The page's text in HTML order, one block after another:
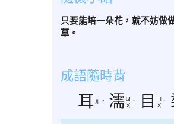
只要能培一朵花，就不妨做
草。
成語隨時背
耳ㄦ ˇ 濡 ㄖ
ㄨ ˊ 目
ㄇ
ㄨ ˋ